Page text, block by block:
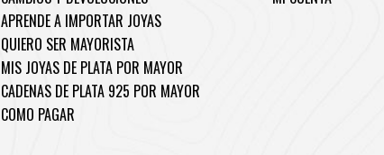
APRENDE A IMPORTAR JOYAS
QUIERO SER MAYORISTA
MIS JOYAS DE PLATA POR MAYOR
CADENAS DE PLATA 925 POR MAYOR
COMO PAGAR